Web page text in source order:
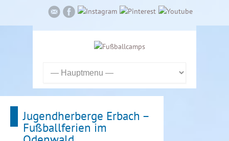
Jugendherberge Erbach –
Fußballferien im